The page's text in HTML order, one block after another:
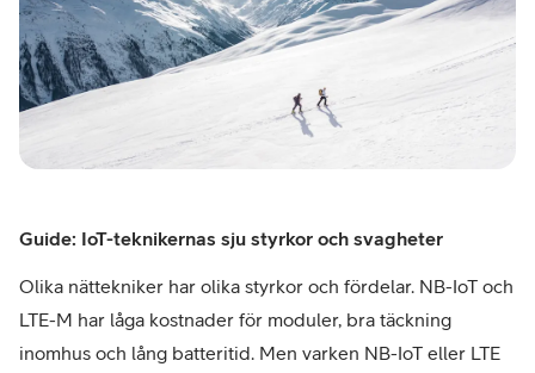
Guide: IoT-teknikernas sju styrkor och svagheter
Olika nättekniker har olika styrkor och fördelar. NB-IoT och
LTE-M har låga kostnader för moduler, bra täckning
inomhus och lång batteritid. Men varken NB-IoT eller LTE